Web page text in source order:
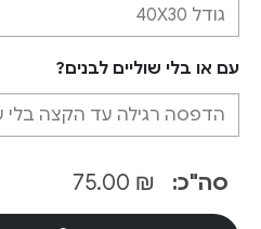
עם או בלי שוליים לבנים?
סה"כ: ₪